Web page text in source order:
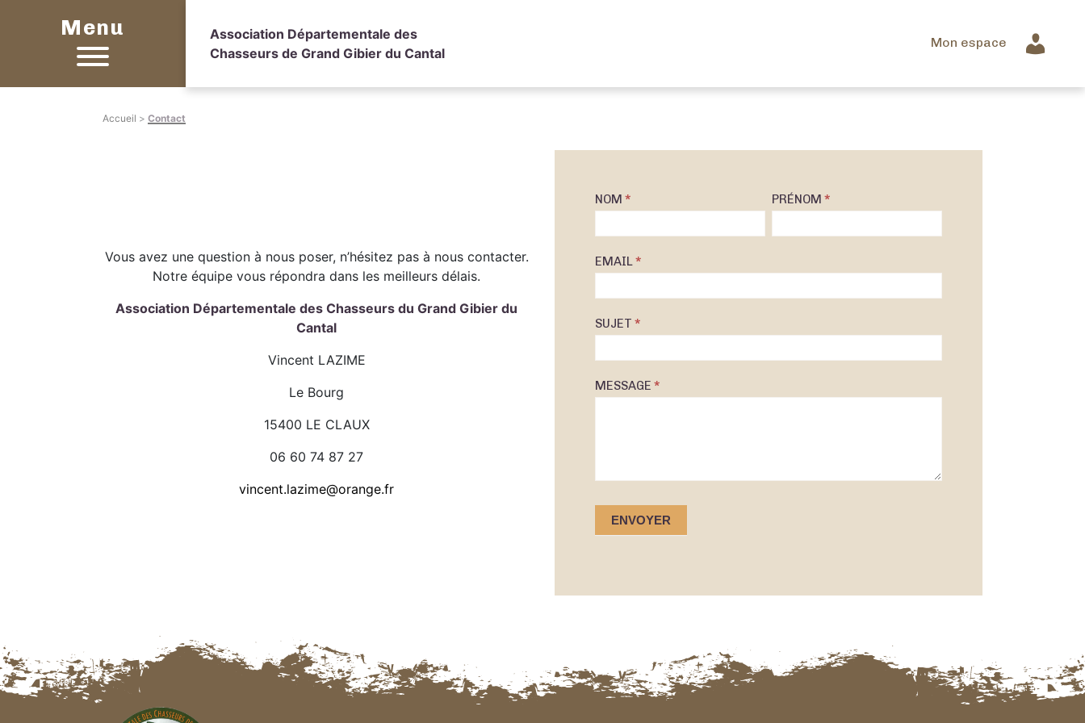
Menu
Association Départementale des
Chasseurs de Grand Gibier du Cantal
Mon espace
Accueil > Contact
Vous avez une question à nous poser, n’hésitez pas à nous contacter.
Notre équipe vous répondra dans les meilleurs délais.
Association Départementale des Chasseurs du Grand Gibier du
Cantal
Vincent LAZIME
Le Bourg
15400 LE CLAUX
06 60 74 87 27
vincent.lazime@orange.fr
Contact
NOM * PRÉNOM*
EMAIL*
SUJET *
MESSAGE *
ENVOYER